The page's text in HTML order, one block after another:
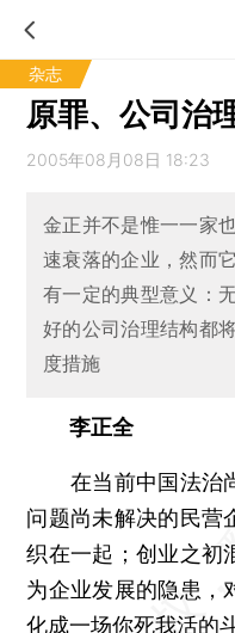
杂志
原罪、公司治
2005年08月08日 18:23
金正并不是惟一一家
速衰落的企业，然而
有一定的典型意义：
好的公司治理结构都
度措施
李正全
在当前中国法治
问题尚未解决的民营
织在一起；创业之初
为企业发展的隐患，
化成一场你死我活的